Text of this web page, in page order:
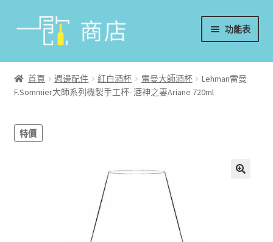
功能表
首頁
葡萄酒
香檳/氣泡酒
首頁 週邊配件 紅白酒杯 雷曼大師酒杯
Lehman雷曼
F.Sommier大師系列機製手工杯- 酒神之妻Ariane 720ml
特價